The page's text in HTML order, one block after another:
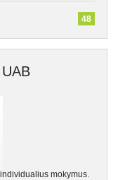
48
mokymus.